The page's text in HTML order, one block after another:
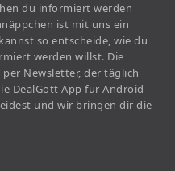
du informiert werden
ist mit uns ein
so entscheide, wie du
werden willst. Die
Newsletter, der täglich
DealGott App für Android
und wir bringen dir die